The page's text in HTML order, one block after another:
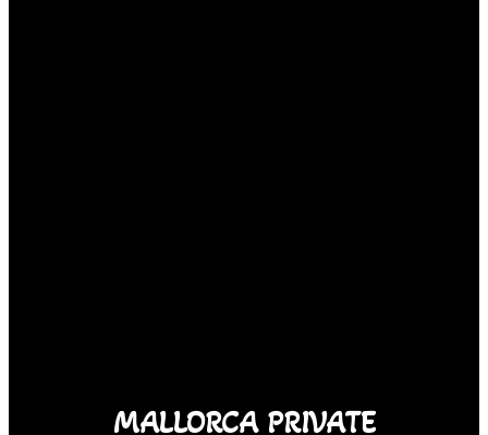
MALLORCA PRIVATE